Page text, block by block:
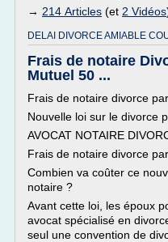
→ 214 Articles (et 2 Vidéos
DELAI DIVORCE AMIABLE
Frais de notaire
Mutuel 50 ...
Frais de notaire divorce
Nouvelle loi sur le divorce
AVOCAT NOTAIRE
Frais de notaire divorce
Combien va coûter ce
notaire ?
Avant cette loi, les époux
avocat spécialisé en
seul une convention de